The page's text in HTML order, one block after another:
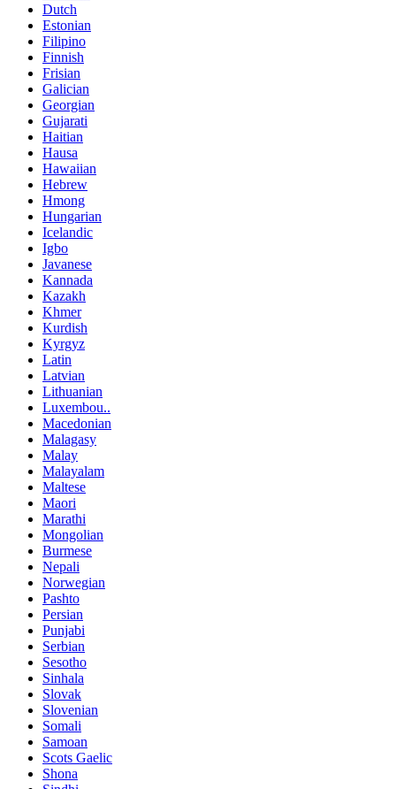
Dutch
Estonian
Filipino
Finnish
Frisian
Galician
Georgian
Gujarati
Haitian
Hausa
Hawaiian
Hebrew
Hmong
Hungarian
Icelandic
Igbo
Javanese
Kannada
Kazakh
Khmer
Kurdish
Kyrgyz
Latin
Latvian
Lithuanian
Luxembou..
Macedonian
Malagasy
Malay
Malayalam
Maltese
Maori
Marathi
Mongolian
Burmese
Nepali
Norwegian
Pashto
Persian
Punjabi
Serbian
Sesotho
Sinhala
Slovak
Slovenian
Somali
Samoan
Scots Gaelic
Shona